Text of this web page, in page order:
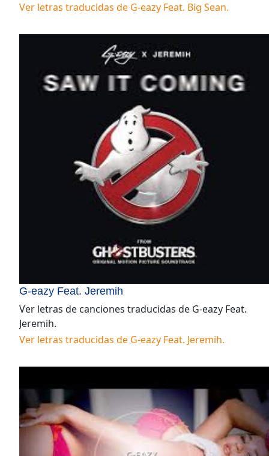
Ver letras traducidas de G-eazy Feat. Big Sean.
G-eazy Feat. Jeremih
Ver letras de canciones traducidas de G-eazy Feat.
Jeremih.
Ver letras traducidas de G-eazy Feat. Jeremih.